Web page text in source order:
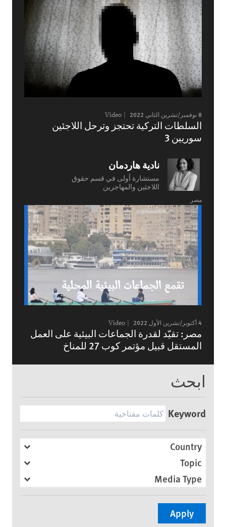
8 نوفمبر/تشرين الثاني 2022 Video
السلطات التركية تحتجز وترحل اللاجئين
سوريين 3
نادية هاردمان
مستشارة أولى في قسم حقوق
اللاجئين والمهاجرين
مصر
4 أكتوبر/تشرين الأول 2022 Video
مصر: تقيّد لقدرة الجماعات البيئية على العمل
المستقل قبيل مؤتمر كوب 27 للمناخ
ابحث
Keyword
Country
Topic
Media Type